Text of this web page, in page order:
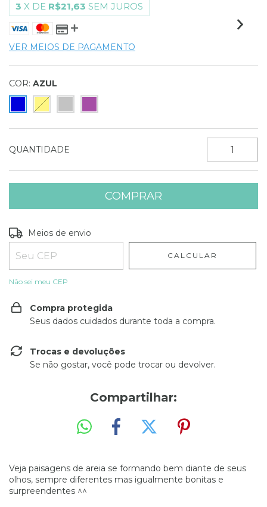
3 X DE R$21,63 SEM JUROS
VER MEIOS DE PAGAMENTO
COR: AZUL
QUANTIDADE
Entregas para o CEP:
Meios de envio
CALCULAR
Não sei meu CEP
Compra protegida
Seus dados cuidados durante toda a compra.
Trocas e devoluções
Se não gostar, você pode trocar ou devolver.
Compartilhar:
Veja paisagens de areia se formando bem diante de seus
olhos, sempre diferentes mas igualmente bonitas e
surpreendentes ^^